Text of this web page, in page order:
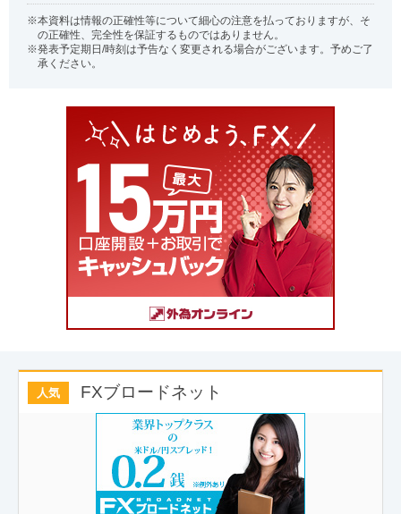
本資料は情報の正確性等について細心の注意を払っておりますが、そ
の正確性、完全性を保証するものではありません。
発表予定期日/時刻は予告なく変更される場合がございます。予めご了
承ください。
人気 FXブロードネット